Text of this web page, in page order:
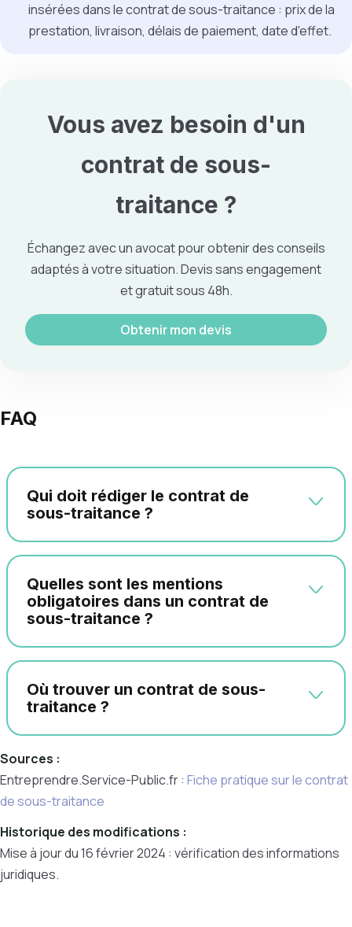
insérées dans le contrat de sous-traitance : prix de la
prestation, livraison, délais de paiement, date d'effet.
Vous avez besoin d'un
contrat de sous-
traitance ?
Échangez avec un avocat pour obtenir des conseils
adaptés à votre situation. Devis sans engagement
et gratuit sous 48h.
Obtenir mon devis
FAQ
Qui doit rédiger le contrat de
sous-traitance ?
Quelles sont les mentions
obligatoires dans un contrat de
sous-traitance ?
Où trouver un contrat de sous-
traitance ?
Sources :
Entreprendre.Service-Public.fr : Fiche pratique sur le contrat
de sous-traitance
Historique des modifications :
Mise à jour du 16 février 2024 : vérification des informations
juridiques.